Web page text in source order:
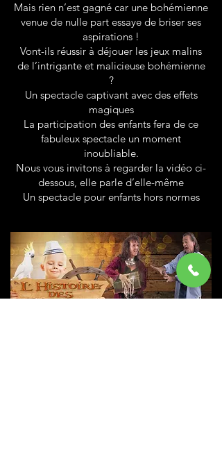
Mais rien n’est gagné car une bohémienne
venue de nulle part essaye de briser ses
aspirations !
Vont-ils réussir à déjouer les jeux malins
de l’intrigante et malicieuse bohémienne
?
Un spectacle captivant avec des effets
magiques
La participation des enfants fera de ce
fabuleux spectacle un moment
inoubliable.
Nous vous invitons à regarder la vidéo ci-
dessous, elle parle d’elle-même
Un spectacle pour enfants hors normes